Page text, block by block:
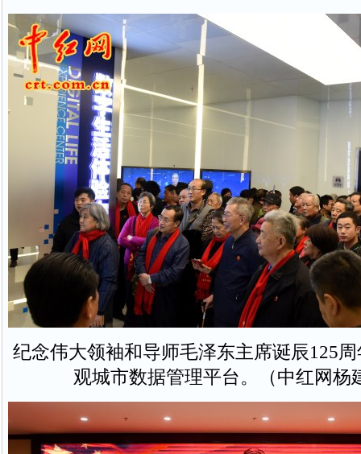
纪念伟大领袖和导师毛泽东主席诞辰125
观城市数据管理平台。（中红网杨